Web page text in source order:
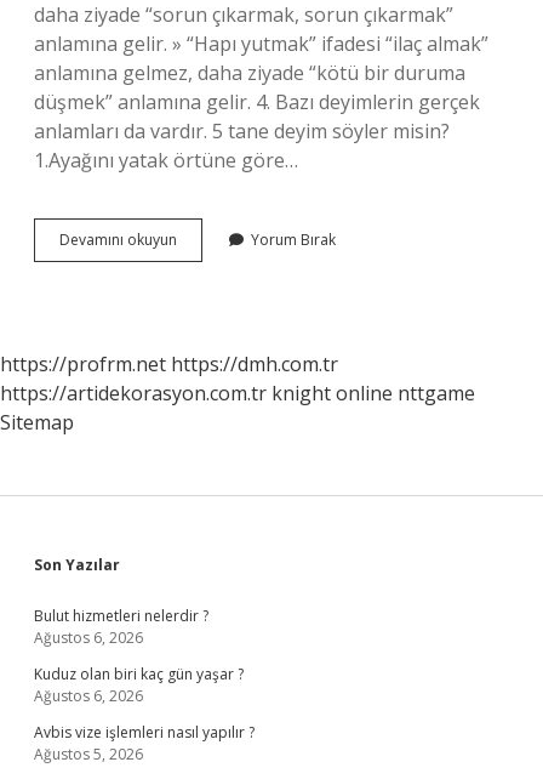
daha ziyade “sorun çıkarmak, sorun çıkarmak”
anlamına gelir. » “Hapı yutmak” ifadesi “ilaç almak”
anlamına gelmez, daha ziyade “kötü bir duruma
düşmek” anlamına gelir. 4. Bazı deyimlerin gerçek
anlamları da vardır. 5 tane deyim söyler misin?
1.Ayağını yatak örtüne göre…
Devamını okuyun
2
Yorum Bırak
https://profrm.net https://dmh.com.tr
https://artidekorasyon.com.tr knight online nttgame
Sitemap
Sidebar
Son Yazılar
Bulut hizmetleri nelerdir ?
Ağustos 6, 2026
Kuduz olan biri kaç gün yaşar ?
Ağustos 6, 2026
Avbis vize işlemleri nasıl yapılır ?
Ağustos 5, 2026